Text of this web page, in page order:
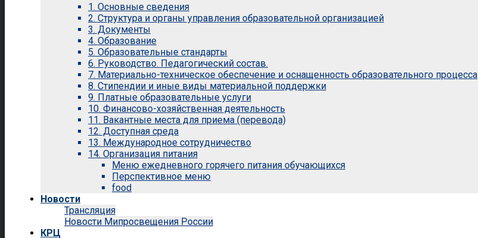
1. Основные сведения
2. Структура и органы управления образовательной организацией
3. Документы
4. Образование
5. Образовательные стандарты
6. Руководство. Педагогический состав.
7. Материально-техническое обеспечение и оснащенность образовательного процесса
8. Стипендии и иные виды материальной поддержки
9. Платные образовательные услуги
10. Финансово-хозяйственная деятельность
11. Вакантные места для приема (перевода)
12. Доступная среда
13. Международное сотрудничество
14. Организация питания
Меню ежедневного горячего питания обучающихся
Перспективное меню
food
Новости
Трансляция
Новости Мипросвещения России
КРЦ